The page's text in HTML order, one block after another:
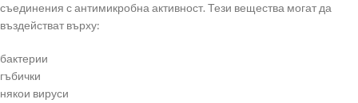
съединения с антимикробна активност. Тези вещества могат да
въздействат върху:
бактерии
гъбички
някои вируси